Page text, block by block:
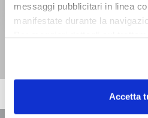
messaggi pubblicitari in linea
manifestate durante la
scelte privacy sui cookie, ti
dell’informativa cookie.
Chiudendo il banner tramite la
Accetta